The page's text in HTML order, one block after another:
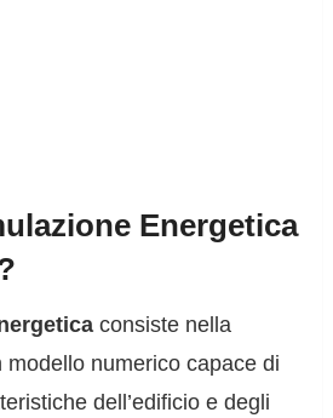
Energetica
consiste nella
modello numerico capace di
dell’edificio e degli